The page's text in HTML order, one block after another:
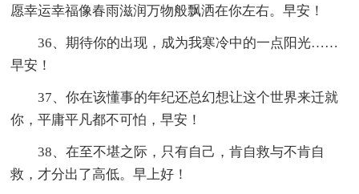
愿幸运幸福像春雨滋润万物般飘洒在你左右。早安！
36、期待你的出现，成为我寒冷中的一点阳光……
早安！
37、你在该懂事的年纪还总幻想让这个世界来迁就
你，平庸平凡都不可怕，早安！
38、在至不堪之际，只有自己，肯自救与不肯自
救，才分出了高低。早上好！